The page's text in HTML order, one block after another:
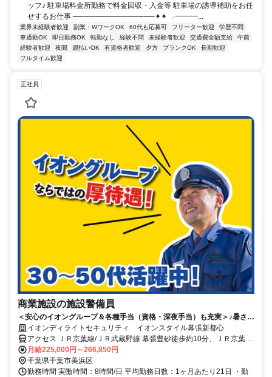
ッフ♪ 駐車場料金所勤務で料金回収・入金等 駐車場の誘導補助をお任
せするお仕事 ───────────────✦✦ ╭━━━...
業界未経験者歓迎 副業・WワークOK 60代も応募可 フリーター歓迎
学歴不問
車通勤OK
即日勤務OK 転勤なし 経験不問 未経験者歓迎 交通費全額支給
午前
経験者歓迎
夜間 週払いOK 有資格者歓迎 夕方 ブランクOK
長期歓迎
フルタイム歓迎
正社員
商業施設の施設警備員
＜安心のイオングループ＆各種手当（資格・深夜手当）も充実＞♪暑さ・
寒さに悩まない働き方。商業施設で丁寧に人と向き合える警備♪
イオンディライトセキュリティ イオンスタイル幕張新都心
アクセス ＪＲ京葉線/ＪＲ武蔵野線 幕張豊砂徒歩約10分、ＪＲ京葉線/
ＪＲ武蔵野線 海浜幕張北口(中央口)徒歩約15分、ＪＲ京葉線/ＪＲ武
蔵野線 新習志野南口徒歩約34分
月給225,000円～266,850円
千葉県千葉市美浜区
勤務時間 実働時間：8時間/日 平均勤務日数：1ヶ月あたり21日 ・勤